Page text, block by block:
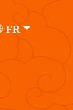
FR